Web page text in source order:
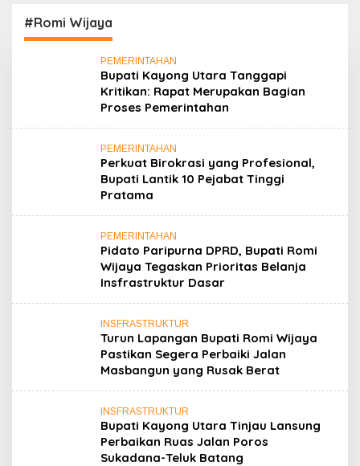
#Romi Wijaya
PEMERINTAHAN
Bupati Kayong Utara Tanggapi
Kritikan: Rapat Merupakan Bagian
Proses Pemerintahan
PEMERINTAHAN
Perkuat Birokrasi yang Profesional,
Bupati Lantik 10 Pejabat Tinggi
Pratama
PEMERINTAHAN
Pidato Paripurna DPRD, Bupati Romi
Wijaya Tegaskan Prioritas Belanja
Insfrastruktur Dasar
INSFRASTRUKTUR
Turun Lapangan Bupati Romi Wijaya
Pastikan Segera Perbaiki Jalan
Masbangun yang Rusak Berat
INSFRASTRUKTUR
Bupati Kayong Utara Tinjau Lansung
Perbaikan Ruas Jalan Poros
Sukadana-Teluk Batang